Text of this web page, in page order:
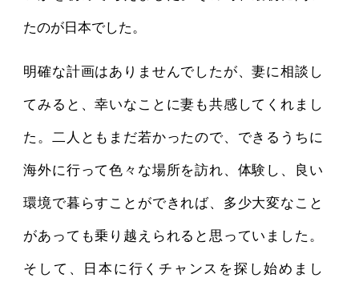
たのが日本でした。
明確な計画はありませんでしたが、妻に相談し
てみると、幸いなことに妻も共感してくれまし
た。二人ともまだ若かったので、できるうちに
海外に行って色々な場所を訪れ、体験し、良い
環境で暮らすことができれば、多少大変なこと
があっても乗り越えられると思っていました。
そして、日本に行くチャンスを探し始めまし